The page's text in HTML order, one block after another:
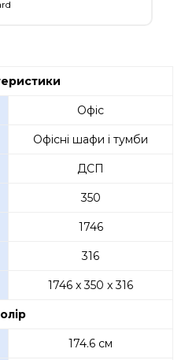
Офіс
Офісні шафи і тумби
ДСП
350
1746
316
1746 x 350 x 316
174.6 см